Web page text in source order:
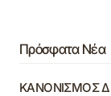
Πρόσφατα Νέα
ΚΑΝΟΝΙΣΜΟΣ